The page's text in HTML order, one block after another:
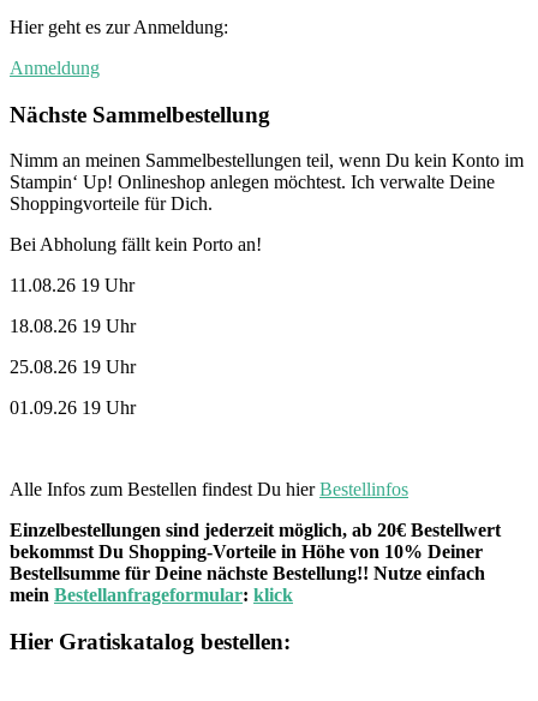
Hier geht es zur Anmeldung:
Anmeldung
Nächste Sammelbestellung
Nimm an meinen Sammelbestellungen teil, wenn Du kein Konto im
Stampin‘ Up! Onlineshop anlegen möchtest. Ich verwalte Deine
Shoppingvorteile für Dich.
Bei Abholung fällt kein Porto an!
11.08.26 19 Uhr
18.08.26 19 Uhr
25.08.26 19 Uhr
01.09.26 19 Uhr
Alle Infos zum Bestellen findest Du hierBestellinfos
Einzelbestellungen sind jederzeit möglich, ab 20€ Bestellwert
bekommst Du Shopping-Vorteile in Höhe von 10% Deiner
Bestellsumme für Deine nächste Bestellung!! Nutze einfach
mein Bestellanfrageformular: klick
Hier Gratiskatalog bestellen: